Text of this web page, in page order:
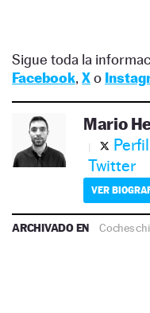
Sigue toda la
Facebook, Xo
Mario
Twitter
VER
ARCHIVADO EN Coches